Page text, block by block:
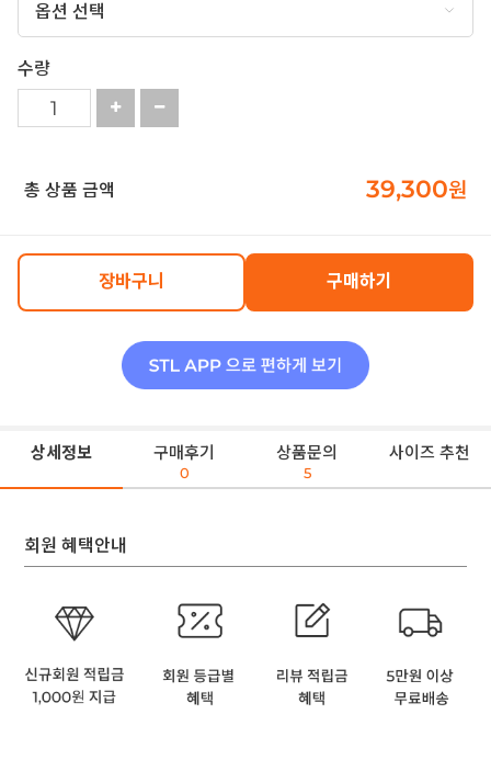
수량
총 상품 금액 39,300원
장바구니 구매하기
상세정보 구매후기
0
상품문의
5
사이즈 추천
회원 혜택안내